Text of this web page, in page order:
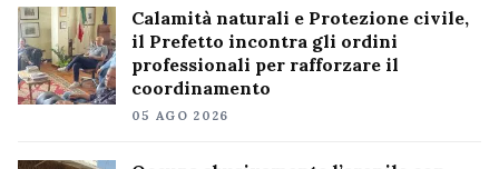
Calamità naturali e Protezione civile,
il Prefetto incontra gli ordini
professionali per rafforzare il
coordinamento
05 AGO 2026